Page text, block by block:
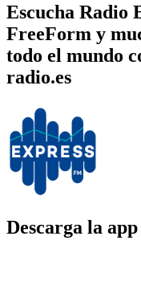
Escucha Radio
FreeForm y
todo el mundo
radio.es
Descarga la